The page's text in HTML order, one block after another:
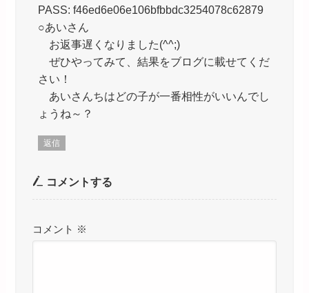
PASS: f46ed6e06e106bfbbdc3254078c62879
○あいさん
お返事遅くなりました(^^;)
ぜひやってみて、結果をブログに載せてくだ
さい！
あいさんちはどの子が一番相性がいいんでし
ょうね～？
返信
コメントする
コメント ※